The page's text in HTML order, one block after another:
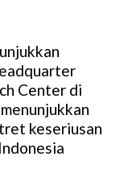
Center di
keseriusan